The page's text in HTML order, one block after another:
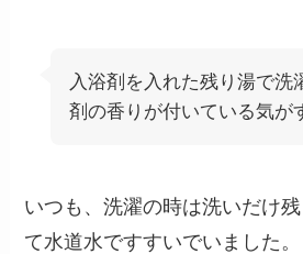
入浴剤を入れた残り湯で洗
剤の香りが付いている気が
いつも、洗濯の時は洗いだけ
て水道水ですすいでいました。